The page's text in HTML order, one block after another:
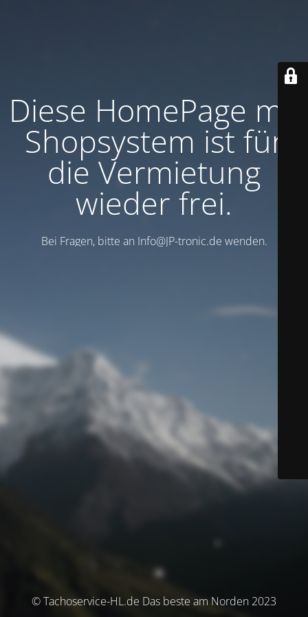
Diese HomePage mit
Shopsystem ist für
die Vermietung
wieder frei.
Bei Fragen, bitte an Info@JP-tronic.de wenden.
© Tachoservice-HL.de Das beste am Norden 2023